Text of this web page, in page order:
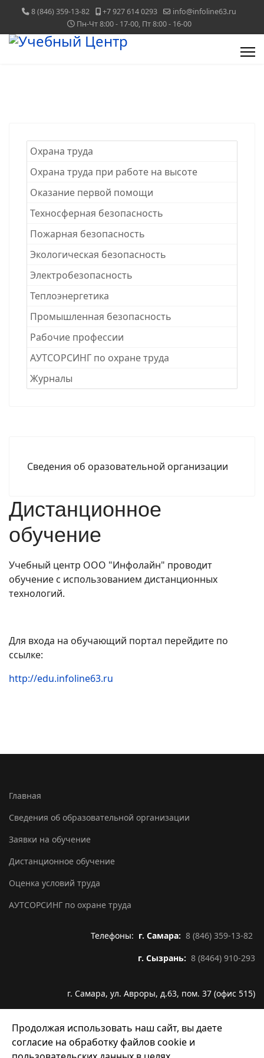
8 (846) 359-13-82 +7 927 614 0293
info@infoline63.ru
Пн-Чт 8:00 - 17-00, Пт 8:00 - 16-00
Охрана труда
Охрана труда при работе на высоте
Оказание первой помощи
Техносферная безопасность
Пожарная безопасность
Экологическая безопасность
Электробезопасность
Теплоэнергетика
Промышленная безопасность
Рабочие професcии
АУТСОРСИНГ по охране труда
Журналы
Сведения об оразовательной организации
Дистанционное
обучение
Учебный центр ООО "Инфолайн" проводит
обучение с использованием дистанционных
технологий.
Для входа на обучающий портал перейдите по
ссылке:
http://edu.infoline63.ru
Главная
Сведения об образовательной организации
Заявки на обучение
Дистанционное обучение
Оценка условий труда
АУТСОРСИНГ по охране труда
Телефоны: г. Самара: 8 (846) 359-13-82
г. Сызрань: 8 (8464) 910-293
г. Самара, ул. Авроры, д.63, пом. 37 (офис 515)
Продолжая использовать наш сайт, вы даете
согласие на обработку файлов cookie и